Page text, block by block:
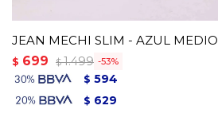
JEAN MECHI SLIM - AZUL MEDIO
$ 699 $ 1.499 53
$ 594
$ 629